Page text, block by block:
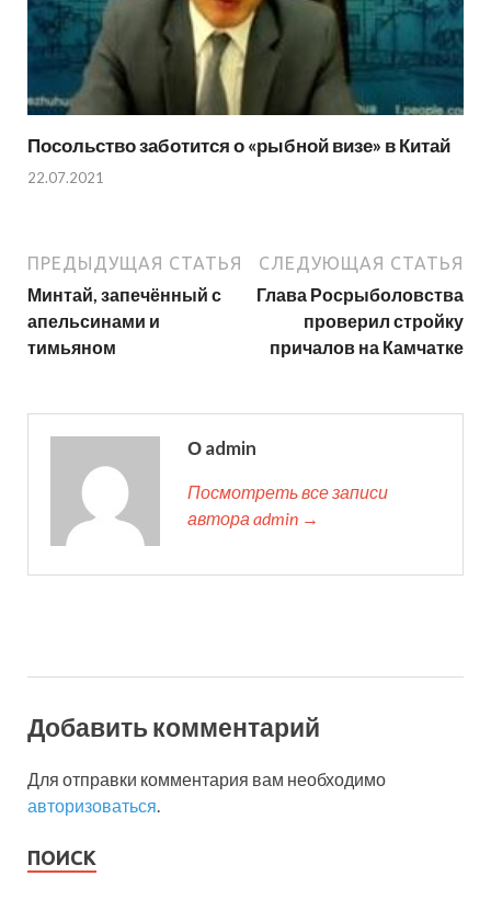
Посольство заботится о «рыбной визе» в Китай
22.07.2021
ПРЕДЫДУЩАЯ СТАТЬЯ
Минтай, запечённый с
апельсинами и
тимьяном
СЛЕДУЮЩАЯ СТАТЬЯ
Глава Росрыболовства
проверил стройку
причалов на Камчатке
О admin
Посмотреть все записи
автора admin →
Добавить комментарий
Для отправки комментария вам необходимо
авторизоваться.
ПОИСК